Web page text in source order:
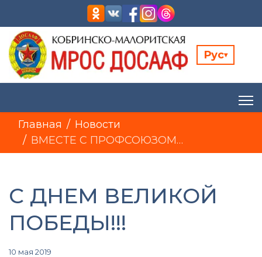
Рус▾
Главная
Новости
ВМЕСТЕ С ПРОФСОЮЗОМ…
С ДНЕМ ВЕЛИКОЙ
ПОБЕДЫ!!!
10 мая 2019